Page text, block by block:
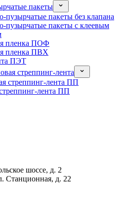
пакеты
пузырчатые пакеты без клапана
пузырчатые пакеты с клеевым
пленка ПОФ
пленка ПВХ
ПЭТ
стреппинг-лента
стреппинг-лента ПП
лента ПП
шоссе, д. 2
Станционная, д. 22